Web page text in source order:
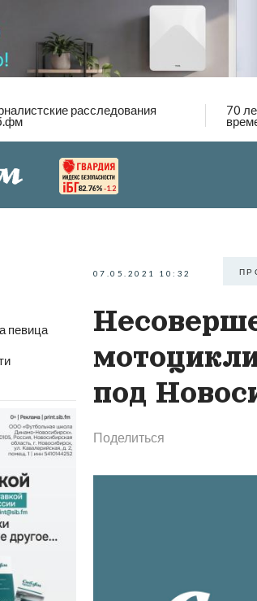
расследования 70
82.76% -1.2
певица
07.05.2021 10:32
под
Поделиться